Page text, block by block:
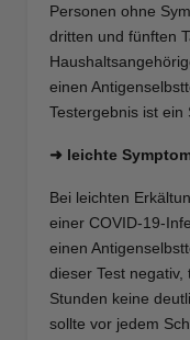
Personen ohne
dritten und fünften
einen
Testergebnis ist ein
➜ leichte
Bei leichten
einer COVID-19-
einen
dieser Test
Stunden keine
sollte vor jedem